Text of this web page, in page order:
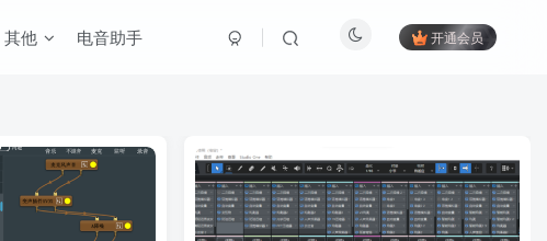
其他 电音助手 开通会员